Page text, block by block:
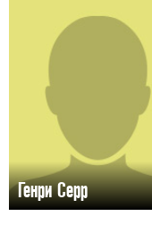
Генри Серр